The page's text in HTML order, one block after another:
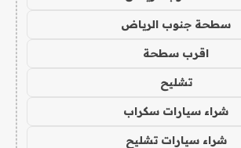
سطحة جنوب الرياض
اقرب سطحة
تشليح
شراء سيارات سكراب
شراء سيارات تشليح